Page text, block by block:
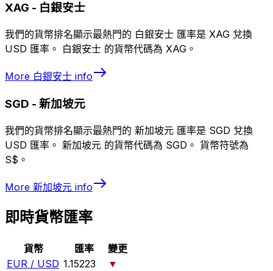
XAG - 白銀安士
我們的貨幣排名顯示最熱門的 白銀安士 匯率是 XAG 兌換
USD 匯率。 白銀安士 的貨幣代碼為 XAG。
More 白銀安士 info
SGD - 新加坡元
我們的貨幣排名顯示最熱門的 新加坡元 匯率是 SGD 兌換
USD 匯率。 新加坡元 的貨幣代碼為 SGD。 貨幣符號為
S$。
More 新加坡元 info
即時貨幣匯率
貨幣 匯率
變更
EUR / USD 1.15223
▼